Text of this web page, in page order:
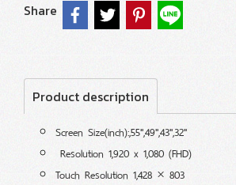
Share
Product description
Screen Size(inch):,55",49",43",32"
Resolution 1,920 x 1,080 (FHD)
Touch Resolution 1,428 × 803